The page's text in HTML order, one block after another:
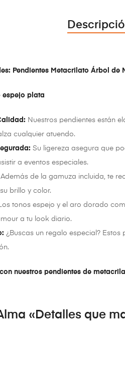
Pendientes Metacrilato Árbol de
espejo plata
Nuestros pendientes están
cualquier atuendo.
Su ligereza asegura que
a eventos especiales.
Además de la gamuza incluida, te
brillo y color.
tonos espejo y el aro dorado
a tu look diario.
¿Buscas un regalo especial?
nuestros pendientes de
«Detalles que